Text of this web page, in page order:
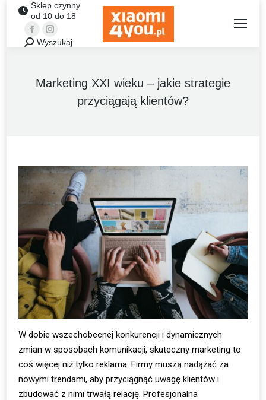
Sklep czynny
od 10 do 18
FacebookInstagram
Szukaj:Wyszukaj
Marketing XXI wieku – jakie strategie
przyciągają klientów?
W dobie wszechobecnej konkurencji i dynamicznych
zmian w sposobach komunikacji, skuteczny marketing to
coś więcej niż tylko reklama. Firmy muszą nadążać za
nowymi trendami, aby przyciągnąć uwagę klientów i
zbudować z nimi trwałą relację. Profesjonalna